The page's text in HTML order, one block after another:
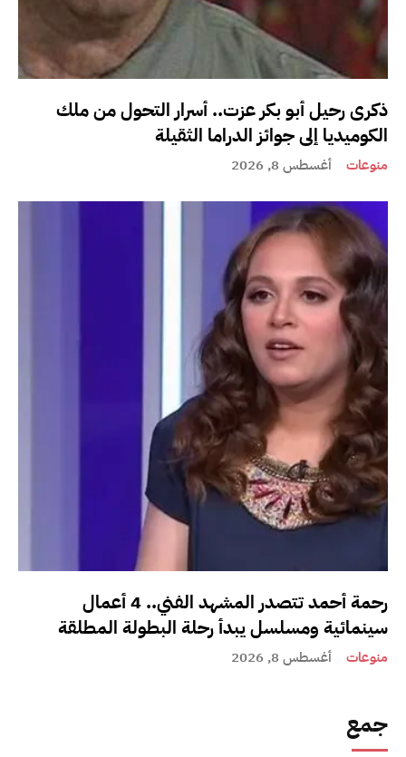
ذكرى رحيل أبو بكر عزت.. أسرار التحول من ملك
الكوميديا إلى جوائز الدراما الثقيلة
منوعات أغسطس 8, 2026
رحمة أحمد تتصدر المشهد الفني.. 4 أعمال
سينمائية ومسلسل يبدأ رحلة البطولة المطلقة
منوعات أغسطس 8, 2026
جمع